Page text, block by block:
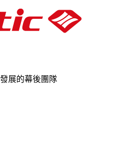
展的幕後團隊